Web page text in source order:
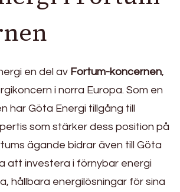
en del av Fortum-koncernen,
i norra Europa. Som en
har Göta Energi tillgång till
som stärker dess position på
ägande bidrar även till Göta
att investera i förnybar energi
hållbara energilösningar för sina